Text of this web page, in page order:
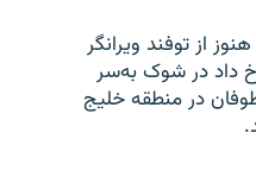
از توفند ویرانگر
داد در شوک به‌سر
در منطقه خلیج